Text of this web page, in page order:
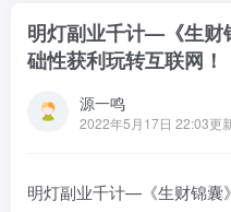
明灯副业千计—《生财
础性获利玩转互联网！
源一鸣
2022年5月17日 22:03更
明灯副业千计—《生财锦囊